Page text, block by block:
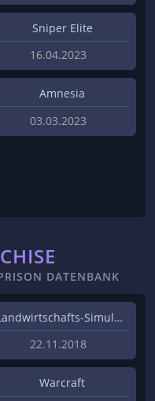
Sniper Elite
16.04.2023
Amnesia
03.03.2023
DATENBANK
Landwirtschafts-Simulator
22.11.2018
Warcraft